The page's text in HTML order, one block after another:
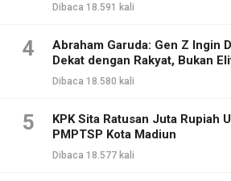
Dibaca 18.591 kali
4
Abraham Garuda: Gen Z Ingin
Dekat dengan Rakyat, Bukan
Dibaca 18.580 kali
5
KPK Sita Ratusan Juta Rupiah
PMPTSP Kota Madiun
Dibaca 18.577 kali